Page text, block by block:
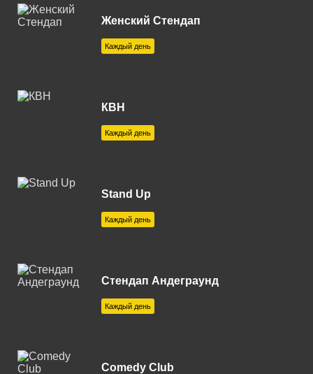
Владимир 100.8 FM
Волгоград 104.5 FM
Вологда 106.5 FM
Волоколамск 106.0 FM
Воткинск 96.0 FM
Глазов 107.4 FM
Егорьевск 89.7 FM
Елец 107.7 FM
Женский Стендап
Каждый день
КВН
Каждый день
Stand Up
Каждый день
Стендап Андеграунд
Каждый день
Comedy Club